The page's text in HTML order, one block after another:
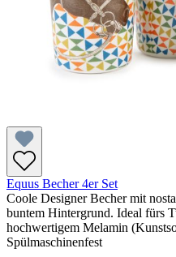
Equus Becher 4er Set
Coole Designer Becher mit
buntem Hintergrund. Ideal fürs
hochwertigem Melamin
Spülmaschinenfest